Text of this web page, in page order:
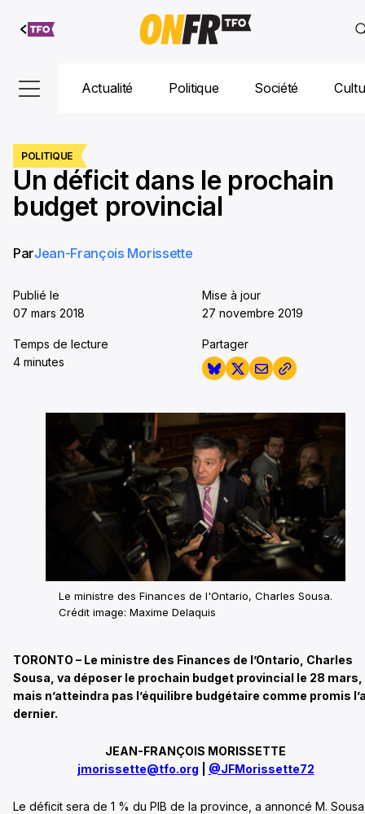
Aller au
contenu
Actualité Politique Société
POLITIQUE
Un déficit dans le prochain
budget provincial
ParJean-François Morissette
Publié le
07 mars 2018
Mise à jour
27 novembre 2019
Temps de lecture
4 minutes
Partager
Le ministre des Finances de l'Ontario, Charles Sousa.
Crédit image: Maxime Delaquis
TORONTO – Le ministre des Finances de l’Ontario, Charles
Sousa, va déposer le prochain budget provincial le 28 mars,
mais n’atteindra pas l’équilibre budgétaire comme promis
dernier.
JEAN-FRANÇOIS MORISSETTE
jmorissette@tfo.org
@JFMorissette72
Le déficit sera de 1 % du PIB de la province, a annoncé M.